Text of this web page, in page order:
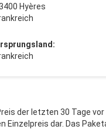
Hyères
der letzten 30 Tage vor
dar. Das